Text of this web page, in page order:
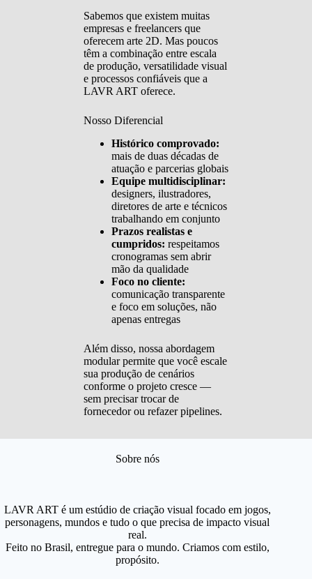
Sabemos que existem muitas
empresas e freelancers que
oferecem arte 2D. Mas poucos
têm a combinação entre escala
de produção, versatilidade visual
e processos confiáveis que a
LAVR ART oferece.
Nosso Diferencial
Histórico comprovado:
mais de duas décadas de
atuação e parcerias globais
Equipe multidisciplinar:
designers, ilustradores,
diretores de arte e técnicos
trabalhando em conjunto
Prazos realistas e
cumpridos: respeitamos
cronogramas sem abrir
mão da qualidade
Foco no cliente:
comunicação transparente
e foco em soluções, não
apenas entregas
Além disso, nossa abordagem
modular permite que você escale
sua produção de cenários
conforme o projeto cresce —
sem precisar trocar de
fornecedor ou refazer pipelines.
Sobre nós
LAVR ART é um estúdio de criação visual focado em jogos,
personagens, mundos e tudo o que precisa de impacto visual
real.
Feito no Brasil, entregue para o mundo. Criamos com estilo,
propósito.